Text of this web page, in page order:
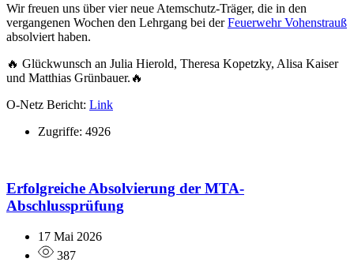
Wir freuen uns über vier neue Atemschutz-Träger, die in den
vergangenen Wochen den Lehrgang bei derFeuerwehr Vohenstrauß
absolviert haben.
🔥 Glückwunsch an Julia Hierold, Theresa Kopetzky, Alisa Kaiser
und Matthias Grünbauer. 🔥
O-Netz Bericht: Link
Zugriffe: 4926
Erfolgreiche Absolvierung der MTA-
Abschlussprüfung
17 Mai 2026
387